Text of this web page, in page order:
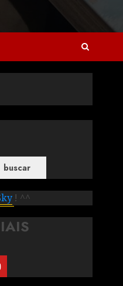
buscar
! ^^